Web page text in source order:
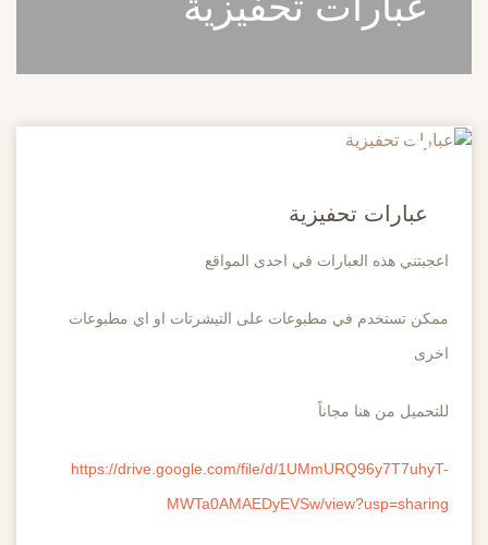
20
عبارات تحفيزية
اعجبتني هذه العبارات في احدى المواقع
ممكن تستخدم في مطبوعات على التيشرتات او اي مطبوعات
اخرى
للتحميل من هنا مجاناً
https://drive.google.com/file/d/1UMmURQ96y7T7uhyT-
MWTa0AMAEDyEVSw/view?usp=sharing